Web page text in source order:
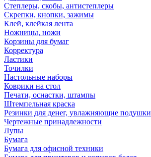
Степлеры, скобы, антистеплеры
Скрепки, кнопки, зажимы
Клей, клейкая лента
Ножницы, ножи
Корзины для бумаг
Корректура
Ластики
Точилки
Настольные наборы
Коврики на стол
Печати, оснастки, штампы
Штемпельная краска
Резинки для денег, увлажняющие подушки
Чертежные принадлежности
Лупы
Бумага
Бумага для офисной техники